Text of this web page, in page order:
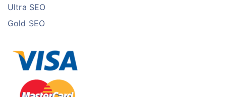
Ultra SEO
Gold SEO